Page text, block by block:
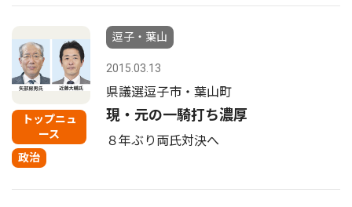
トップニュ
ース
政治
逗子・葉山
2015.03.13
県議選逗子市・葉山町
現・元の一騎打ち濃厚
８年ぶり両氏対決へ